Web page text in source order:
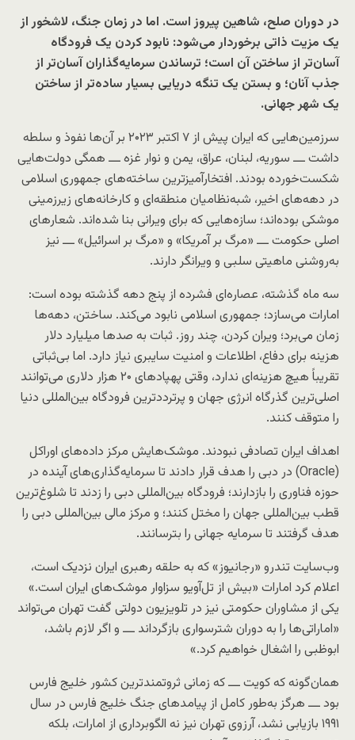
در دوران صلح، شاهین پیروز است. اما در زمان جنگ، لاشخور از
یک مزیت ذاتی برخوردار می‌شود: نابود کردن یک فرودگاه
آسان‌تر از ساختن آن است؛ ترساندن سرمایه‌گذاران آسان‌تر از
جذب آنان؛ و بستن یک تنگه دریایی بسیار ساده‌تر از ساختن
یک شهر جهانی.
سرزمین‌هایی که ایران پیش از ۷ اکتبر ۲۰۲۳ بر آن‌ها نفوذ و سلطه
داشت ـــ سوریه، لبنان، عراق، یمن و نوار غزه ـــ همگی دولت‌هایی
شکست‌خورده بودند. افتخارآمیزترین ساخته‌های جمهوری اسلامی
در دهه‌های اخیر، شبه‌نظامیان منطقه‌ای و کارخانه‌های زیرزمینی
موشکی بوده‌اند؛ سازه‌هایی که برای ویرانی بنا شده‌اند. شعارهای
اصلی حکومت ـــ «مرگ بر آمریکا» و «مرگ بر اسرائیل» ـــ نیز
به‌روشنی ماهیتی سلبی و ویرانگر دارند.
سه ماه گذشته، عصاره‌ای فشرده از پنج دهه گذشته بوده است:
امارات می‌سازد؛ جمهوری اسلامی نابود می‌کند. ساختن، دهه‌ها
زمان می‌برد؛ ویران کردن، چند روز. ثبات به صدها میلیارد دلار
هزینه برای دفاع، اطلاعات و امنیت سایبری نیاز دارد. اما بی‌ثباتی
تقریباً هیچ هزینه‌ای ندارد، وقتی پهپادهای ۲۰ هزار دلاری می‌توانند
اصلی‌ترین گذرگاه انرژی جهان و پرترددترین فرودگاه بین‌المللی دنیا
را متوقف کنند.
اهداف ایران تصادفی نبودند. موشک‌هایش مرکز داده‌های اوراکل
(Oracle) در دبی را هدف قرار دادند تا سرمایه‌گذاری‌های آینده در
حوزه فناوری را بازدارند؛ فرودگاه بین‌المللی دبی را زدند تا شلوغ‌ترین
قطب بین‌المللی جهان را مختل کنند؛ و مرکز مالی بین‌المللی دبی را
هدف گرفتند تا سرمایه جهانی را بترسانند.
وب‌سایت تندرو «رجانیوز» که به حلقه رهبری ایران نزدیک است،
اعلام کرد امارات «بیش از تل‌آویو سزاوار موشک‌های ایران است.»
یکی از مشاوران حکومتی نیز در تلویزیون دولتی گفت تهران می‌تواند
«اماراتی‌ها را به دوران شترسواری بازگرداند ـــ و اگر لازم باشد،
ابوظبی را اشغال خواهیم کرد.»
همان‌گونه که کویت ـــ که زمانی ثروتمندترین کشور خلیج فارس
بود ـــ هرگز به‌طور کامل از پیامدهای جنگ خلیج فارس در سال
۱۹۹۱ بازیابی نشد، آرزوی تهران نیز نه الگوبرداری از امارات، بلکه